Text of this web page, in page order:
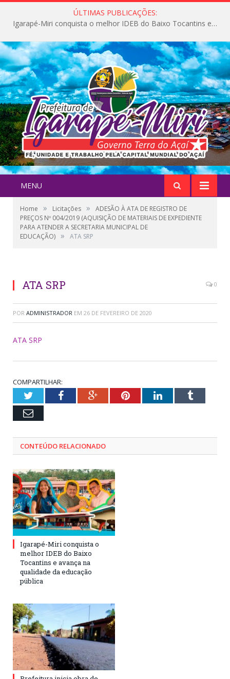
ÚLTIMAS PUBLICAÇÕES:
Igarapé-Miri conquista o melhor IDEB do Baixo Tocantins e avança na qualidade da educação pública
MENU
Home » Licitações »
ADESÃO À ATA DE REGISTRO DE
PREÇOS Nº 004/2019 (AQUISIÇÃO DE MATERIAIS DE EXPEDIENTE
PARA ATENDER A SECRETARIA MUNICIPAL DE
EDUCAÇÃO) » ATA SRP
ATA SRP 0
POR ADMINISTRADOR EM 26 DE FEVEREIRO DE 2020
ATA SRP
COMPARTILHAR:
TwitterFacebookGoogle+PinterestLinkedInTumblr
Email
CONTEÚDO RELACIONADO
Igarapé-Miri conquista o
melhor IDEB do Baixo
Tocantins e avança na
qualidade da educação
pública